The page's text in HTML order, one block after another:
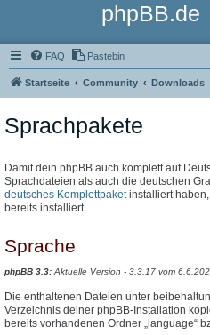
phpBB.de
FAQ Pastebin
Startseite Community Downloads
Sprachpakete
Damit dein phpBB auch komplett auf
Sprachdateien als auch die deutschen
deutsches Komplettpaketinstalliert
bereits installiert.
Sprache
phpBB 3.3:Aktuelle Version - 3.3.17 vom
Die enthaltenen Dateien unter
Verzeichnis deiner phpBB-Installation
bereits vorhandenen Ordner „language“